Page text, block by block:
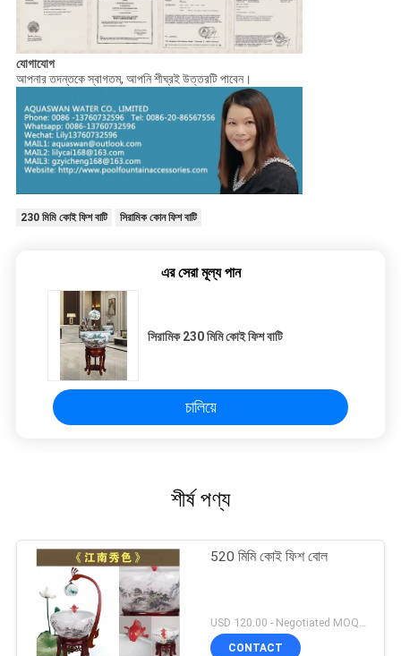
যোগাযোগ
আপনার তদন্তকে স্বাগতম, আপনি শীঘ্রই উত্তরটি পাবেন।
230 মিমি কোই ফিশ বাটি সিরামিক কোন ফিশ বাটি
এর সেরা মূল্য পান
সিরামিক 230 মিমি কোই ফিশ বাটি
চালিয়ে
শীর্ষ পণ্য
520 মিমি কোই ফিশ বোল
USD 120.00 - Negotiated MOQ:1 পিসিএস
CONTACT